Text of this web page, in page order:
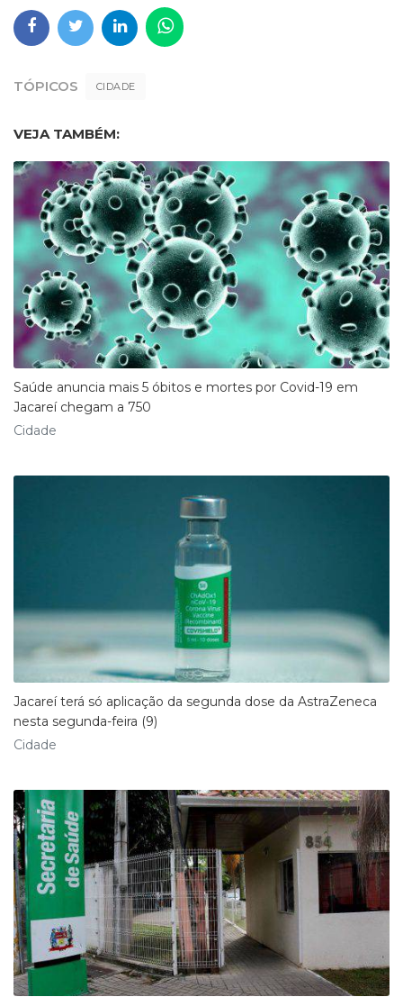
TÓPICOS CIDADE
VEJA TAMBÉM:
Saúde anuncia mais 5 óbitos e mortes por Covid-19 em
Jacareí chegam a 750
Cidade
Jacareí terá só aplicação da segunda dose da AstraZeneca
nesta segunda-feira (9)
Cidade